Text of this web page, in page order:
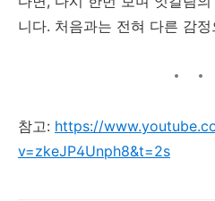
니다. 처음과는 전혀 다른 감
참고: https://
v=zkeJP4Unph8&t=2s